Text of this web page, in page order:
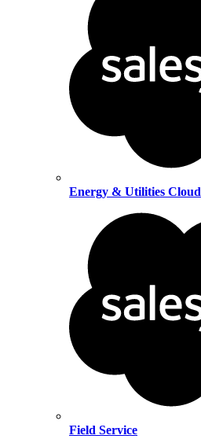
Energy & Utilities Cloud
Field Service